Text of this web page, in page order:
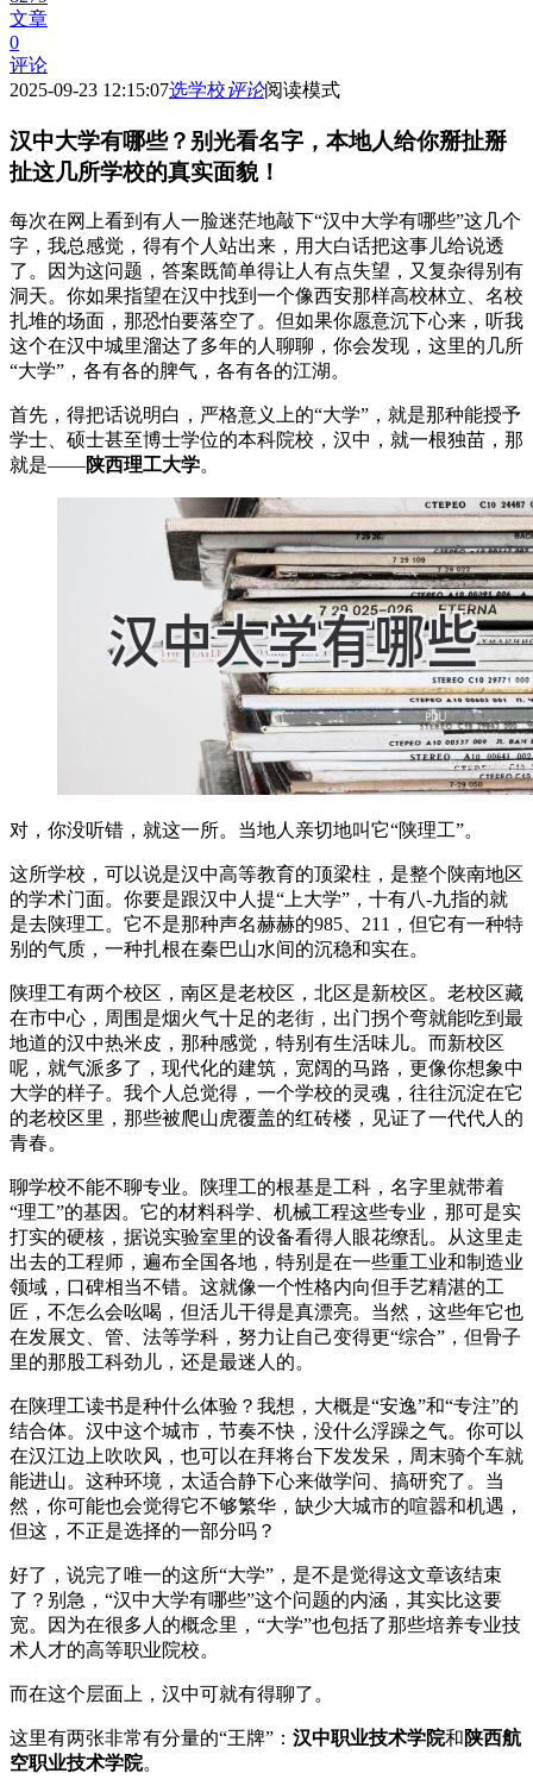
文章
0
评论
2025-09-23 12:15:07选学校评论阅读模式
汉中大学有哪些？别光看名字，本地人给你掰扯掰
扯这几所学校的真实面貌！
每次在网上看到有人一脸迷茫地敲下“汉中大学有哪些”这几个
字，我总感觉，得有个人站出来，用大白话把这事儿给说透
了。因为这问题，答案既简单得让人有点失望，又复杂得别有
洞天。你如果指望在汉中找到一个像西安那样高校林立、名校
扎堆的场面，那恐怕要落空了。但如果你愿意沉下心来，听我
这个在汉中城里溜达了多年的人聊聊，你会发现，这里的几所
“大学”，各有各的脾气，各有各的江湖。
首先，得把话说明白，严格意义上的“大学”，就是那种能授予
学士、硕士甚至博士学位的本科院校，汉中，就一根独苗，那
就是——陕西理工大学。
对，你没听错，就这一所。当地人亲切地叫它“陕理工”。
这所学校，可以说是汉中高等教育的顶梁柱，是整个陕南地区
的学术门面。你要是跟汉中人提“上大学”，十有八-九指的就
是去陕理工。它不是那种声名赫赫的985、211，但它有一种特
别的气质，一种扎根在秦巴山水间的沉稳和实在。
陕理工有两个校区，南区是老校区，北区是新校区。老校区藏
在市中心，周围是烟火气十足的老街，出门拐个弯就能吃到最
地道的汉中热米皮，那种感觉，特别有生活味儿。而新校区
呢，就气派多了，现代化的建筑，宽阔的马路，更像你想象中
大学的样子。我个人总觉得，一个学校的灵魂，往往沉淀在它
的老校区里，那些被爬山虎覆盖的红砖楼，见证了一代代人的
青春。
聊学校不能不聊专业。陕理工的根基是工科，名字里就带着
“理工”的基因。它的材料科学、机械工程这些专业，那可是实
打实的硬核，据说实验室里的设备看得人眼花缭乱。从这里走
出去的工程师，遍布全国各地，特别是在一些重工业和制造业
领域，口碑相当不错。这就像一个性格内向但手艺精湛的工
匠，不怎么会吆喝，但活儿干得是真漂亮。当然，这些年它也
在发展文、管、法等学科，努力让自己变得更“综合”，但骨子
里的那股工科劲儿，还是最迷人的。
在陕理工读书是种什么体验？我想，大概是“安逸”和“专注”的
结合体。汉中这个城市，节奏不快，没什么浮躁之气。你可以
在汉江边上吹吹风，也可以在拜将台下发发呆，周末骑个车就
能进山。这种环境，太适合静下心来做学问、搞研究了。当
然，你可能也会觉得它不够繁华，缺少大城市的喧嚣和机遇，
但这，不正是选择的一部分吗？
好了，说完了唯一的这所“大学”，是不是觉得这文章该结束
了？别急，“汉中大学有哪些”这个问题的内涵，其实比这要
宽。因为在很多人的概念里，“大学”也包括了那些培养专业技
术人才的高等职业院校。
而在这个层面上，汉中可就有得聊了。
这里有两张非常有分量的“王牌”： 汉中职业技术学院和陕西航
空职业技术学院。